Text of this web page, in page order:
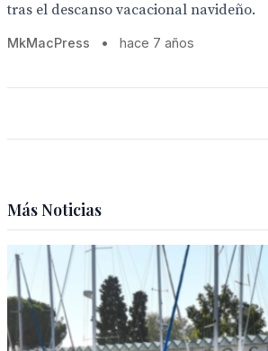
tras el descanso vacacional navideño.
MkMacPress • hace 7 años
Más Noticias